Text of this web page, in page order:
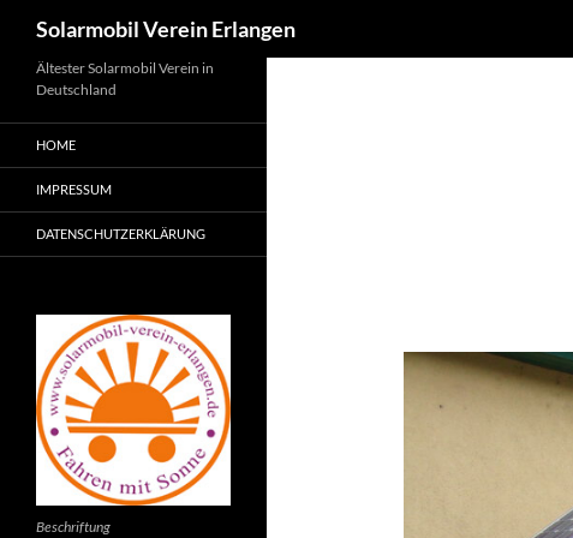
Zum
Inhalt
springen
Solarmobil Verein Erlangen
Ältester Solarmobil Verein in
Deutschland
HOME
IMPRESSUM
DATENSCHUTZERKLÄRUNG
Beschriftung